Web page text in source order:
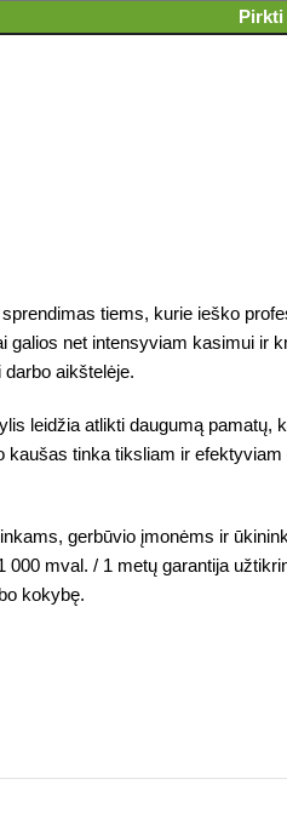
Pirkti
tiems, kurie ieško
galios net intensyviam kasimui
aikštelėje.
leidžia atlikti daugumą
tinka tiksliam ir
gerbūvio įmonėms ir
mval. / 1 metų garantija
kokybę.